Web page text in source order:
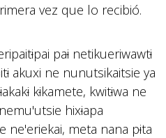
vez que lo recibió.
ipai painetikueriwawti
iakuxi ne nunutsikaitsie ya
iakakikikamete, kwitiwa ne
hixiapa
ne'eriekai, meta nana pita